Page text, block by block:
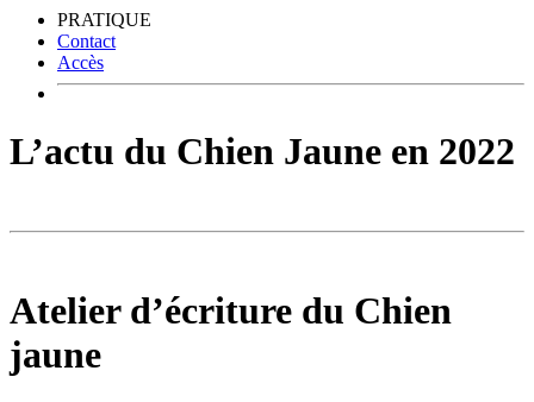
PRATIQUE
Contact
Accès
L’actu du Chien Jaune en 2022
Atelier d’écriture du Chien
jaune